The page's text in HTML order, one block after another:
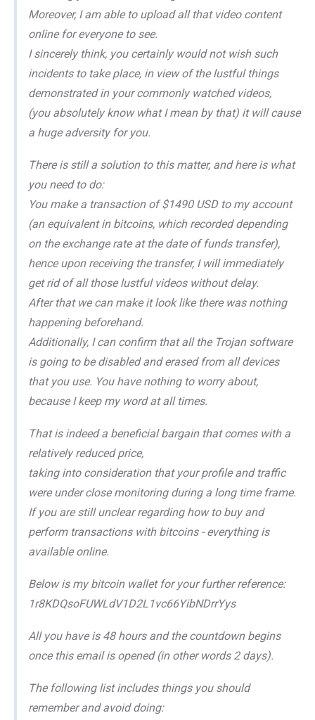
Moreover, I am able to upload all that video content
online for everyone to see.
I sincerely think, you certainly would not wish such
incidents to take place, in view of the lustful things
demonstrated in your commonly watched videos,
(you absolutely know what I mean by that) it will cause
a huge adversity for you.
There is still a solution to this matter, and here is what
you need to do:
You make a transaction of $1490 USD to my account
(an equivalent in bitcoins, which recorded depending
on the exchange rate at the date of funds transfer),
hence upon receiving the transfer, I will immediately
get rid of all those lustful videos without delay.
After that we can make it look like there was nothing
happening beforehand.
Additionally, I can confirm that all the Trojan software
is going to be disabled and erased from all devices
that you use. You have nothing to worry about,
because I keep my word at all times.
That is indeed a beneficial bargain that comes with a
relatively reduced price,
taking into consideration that your profile and traffic
were under close monitoring during a long time frame.
If you are still unclear regarding how to buy and
perform transactions with bitcoins - everything is
available online.
Below is my bitcoin wallet for your further reference:
1r8KDQsoFUWLdV1D2L1vc66YibNDrrYys
All you have is 48 hours and the countdown begins
once this email is opened (in other words 2 days).
The following list includes things you should
remember and avoid doing: